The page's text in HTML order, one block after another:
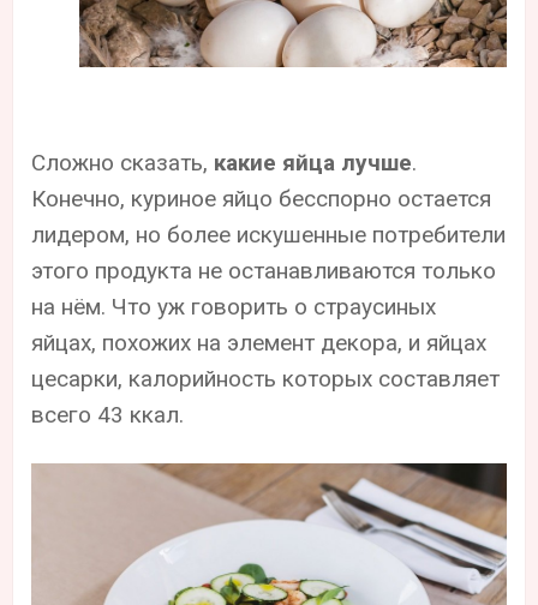
Сложно сказать, какие яйца лучше.
Конечно, куриное яйцо бесспорно остается
лидером, но более искушенные потребители
этого продукта не останавливаются только
на нём. Что уж говорить о страусиных
яйцах, похожих на элемент декора, и яйцах
цесарки, калорийность которых составляет
всего 43 ккал.